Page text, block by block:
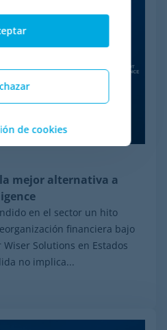
mejor alternativa a
en el sector un hito
financiera bajo
Solutions en Estados
no implica...
de cookies